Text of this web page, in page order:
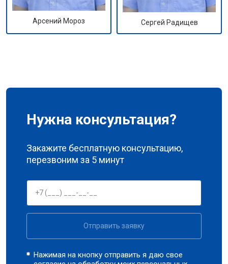
Арсений Мороз Сергей Радищев
Нужна консультация?
Закажите бесплатную консультацию,
перезвоним за 5 минут
Отправить заявку
Нажимая на кнопку отправить я даю свое